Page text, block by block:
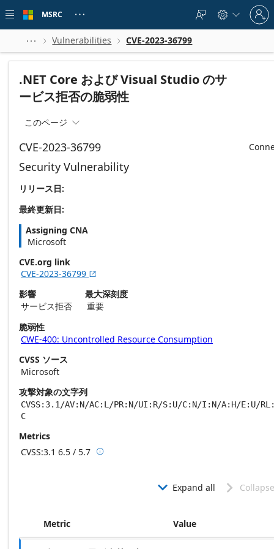
 main
MSRC    
Sign
in
to
account
  Vulnerabilities  CVE-2023-36799
.NET Core および Visual Studio のサ
ービス拒否の脆弱性
このページ 
CVE-2023-36799
Security Vulnerability
リリース日:
最終更新日:
Assigning CNA
Microsoft
CVE.org link
CVE-2023-36799 
影響
サービス拒否
最大深刻度
重要
脆弱性
CWE-400: Uncontrolled Resource Consumption
CVSS ソース
Microsoft
攻撃対象の文字列
CVSS:3.1/AV:N/AC:L/PR:N/UI:R/S:U/C:N/I:N/A:H/E:U/
C
Metrics
CVSS:3.1 6.5 / 5.7 Base score metrics: 6.5 / Temporal score
 Expand all 
Metric Value